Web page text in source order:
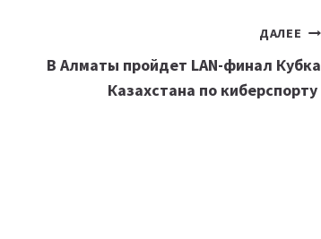
ДАЛЕЕ
В Алматы пройдет LAN-финал Кубка
Казахстана по киберспорту